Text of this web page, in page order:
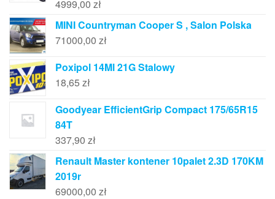
4999,00 zł
MINI Countryman Cooper S , Salon Polska
71000,00 zł
Poxipol 14Ml 21G Stalowy
18,65 zł
Goodyear EfficientGrip Compact 175/65R15
84T
337,90 zł
Renault Master kontener 10palet 2.3D 170KM
2019r
69000,00 zł